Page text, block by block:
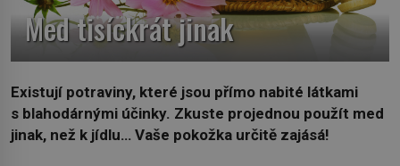
Med tisíckrát jinak
Existují potraviny, které jsou přímo nabité látkami
s blahodárnými účinky. Zkuste projednou použít med
jinak, než k jídlu… Vaše pokožka určitě zajásá!